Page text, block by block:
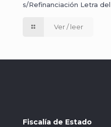
s/Refinanciación Letra
Ver / leer
Fiscalía de Estado